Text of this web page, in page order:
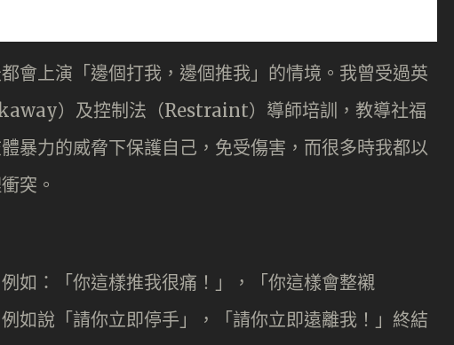
會上演「邊個打我，邊個推我」的情境。我曾受過英
）及控制法（Restraint）導師培訓，教導社福
暴力的威脅下保護自己，免受傷害，而很多時我都以
突。
如：「你這樣推我很痛！」，「你這樣會整襯
如說「請你立即停手」，「請你立即遠離我！」終結